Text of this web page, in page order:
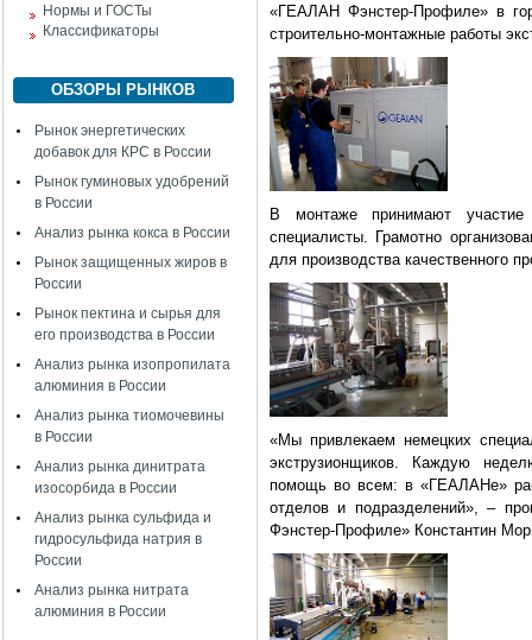
Нормы и ГОСТы
Классификаторы
ОБЗОРЫ РЫНКОВ
Рынок энергетических
добавок для КРС в России
Рынок гуминовых удобрений
в России
Анализ рынка кокса в России
Рынок защищенных жиров в
России
Рынок пектина и сырья для
его производства в России
Анализ рынка изопропилата
алюминия в России
Анализ рынка тиомочевины
в России
Анализ рынка динитрата
изосорбида в России
Анализ рынка сульфида и
гидросульфида натрия в
России
Анализ рынка нитрата
алюминия в России
«ГЕАЛАН Фэнстер-Профиле» в
строительно-монтажные работы
В монтаже принимают участие
специалисты. Грамотно
для производства качественного
«Мы привлекаем немецких
экструзионщиков. Каждую
помощь во всем: в «ГЕАЛАНе»
отделов и подразделений», –
Фэнстер-Профиле» Константин